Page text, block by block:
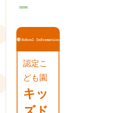
認定こ
ども園
キッ